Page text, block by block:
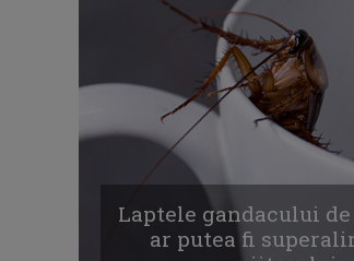
Laptele gandacului
ar putea fi